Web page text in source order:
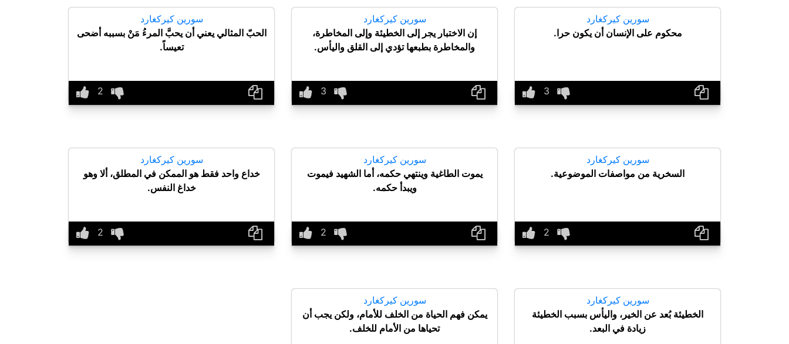
سورين كيركغارد
محكوم على الإنسان أن يكون حرا.
سورين كيركغارد
إن الاختبار يجر إلى الخطيئة وإلى المخاطرة،
والمخاطرة بطبعها تؤدي إلى القلق واليأس.
سورين كيركغارد
الحبّ المثالي يعني أن يحبَّ المرءُ مَنْ بسببه أضحى
تعيساً.
سورين كيركغارد
السخرية من مواصفات الموضوعية.
سورين كيركغارد
يموت الطاغية وينتهي حكمه، أما الشهيد فيموت
ويبدأ حكمه.
سورين كيركغارد
خداع واحد فقط هو الممكن في المطلق، ألا وهو
خداغ النفس.
سورين كيركغارد
الخطيئة بُعد عن الخير، واليأس بسبب الخطيئة
زيادة في البعد.
سورين كيركغارد
يمكن فهم الحياة من الخلف للأمام، ولكن يجب أن
تحياها من الأمام للخلف.